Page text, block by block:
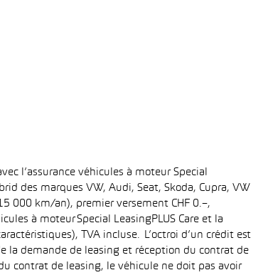
l’assurance véhicules à moteur Special
des marques VW, Audi, Seat, Skoda, Cupra, VW
000 km/an), premier versement CHF 0.–,
à moteur Special LeasingPLUS Care et la
TVA incluse. L’octroi d’un crédit est
la demande de leasing et réception du contrat de
contrat de leasing, le véhicule ne doit pas avoir